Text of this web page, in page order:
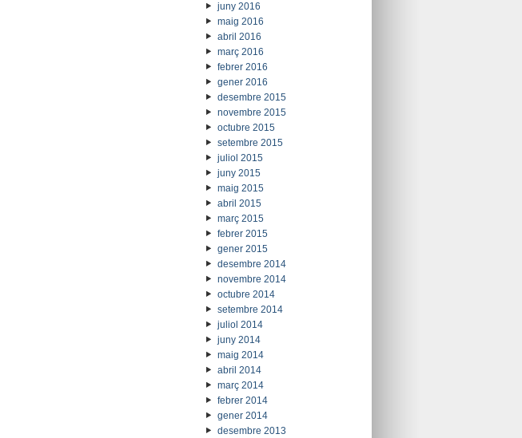
juny 2016
maig 2016
abril 2016
març 2016
febrer 2016
gener 2016
desembre 2015
novembre 2015
octubre 2015
setembre 2015
juliol 2015
juny 2015
maig 2015
abril 2015
març 2015
febrer 2015
gener 2015
desembre 2014
novembre 2014
octubre 2014
setembre 2014
juliol 2014
juny 2014
maig 2014
abril 2014
març 2014
febrer 2014
gener 2014
desembre 2013